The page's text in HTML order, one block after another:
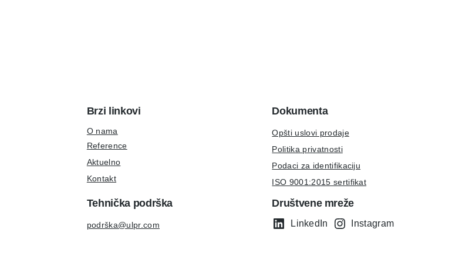
Brzi linkovi
O nama
Reference
Aktuelno
Kontakt
Dokumenta
Opšti uslovi prodaje
Politika privatnosti
Podaci za identifikaciju
ISO 9001:2015 sertifikat
Tehnička podrška
podrška@ulpr.com
Društvene mreže
LinkedIn Instagram